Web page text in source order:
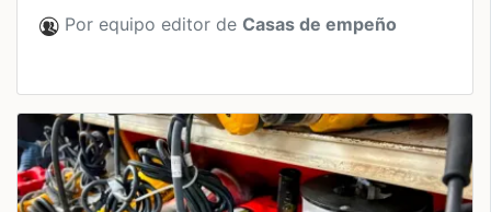
Por equipo editor de Casas de empeño